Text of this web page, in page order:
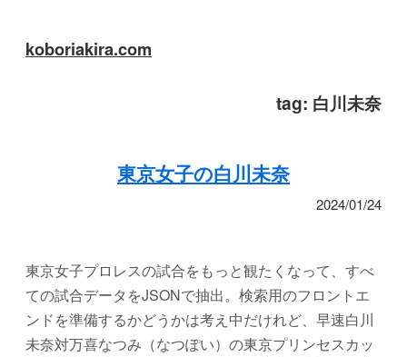
koboriakira.com
tag: 白川未奈
東京女子の白川未奈
2024/01/24
東京女子プロレスの試合をもっと観たくなって、すべ
ての試合データをJSONで抽出。検索用のフロントエ
ンドを準備するかどうかは考え中だけれど、早速白川
未奈対万喜なつみ（なつぽい）の東京プリンセスカッ